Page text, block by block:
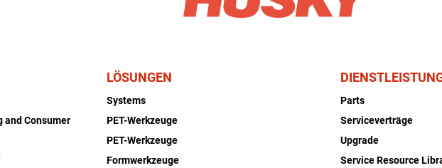
and Consumer
LÖSUNGEN
Systems
PET-Werkzeuge
PET-Werkzeuge
Formwerkzeuge
Parts
Serviceverträge
Upgrade
Service Resource